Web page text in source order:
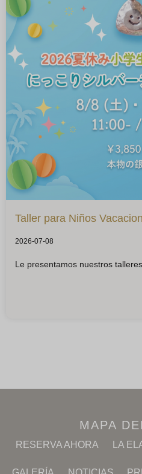
Taller para Niños
2026-07-08
Le presentamos nuestros
MAPA
RESERVA AHORA LA